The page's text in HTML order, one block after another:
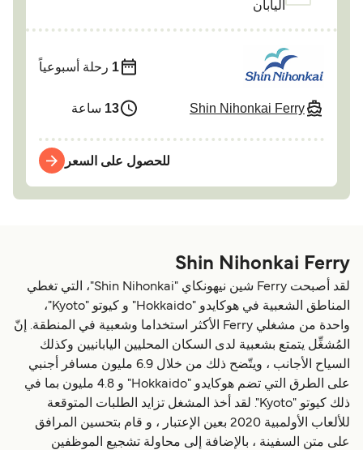
اليابان
Shin Nihonkai Ferry
1رحلة أسبوعياً
13ساعة
للحصول على السعر
Shin Nihonkai Ferry
لقد أصبحت Ferry شين نيهونكاي "Shin Nihonkai"، التي تغطي
المناطق الشعبية في هوكايدو "Hokkaido" و كيوتو "Kyoto"،
واحدة من مشغلي Ferry الأكثر استخداما وشعبية في المنطقة. إنّ
المُشغِّل يتمتع بشعبية لدى السكان المحليين اليابانيين وكذلك
السياح الأجانب ، ويتّضح ذلك من خلال 6.9 مليون مسافر أجنبي
على الطرق التي تضم هوكايدو "Hokkaido" و 4.8 مليون بما في
ذلك كيوتو "Kyoto". لقد أخذ المشغل تزايد الطلبات المتوقعة
للألعاب الأولمبية 2020 بعين الإعتبار ، و قام بتحسين المرافق
على متن السفينة ، بالإضافة إلى محاولة تشجيع الموظفين